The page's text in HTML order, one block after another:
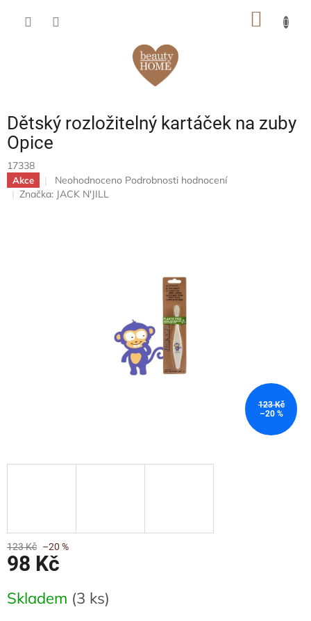
Dětský rozložitelný kartáček na zuby
Opice
17338
Akce
Průměrné
hodnocení
Neohodnoceno Podrobnosti hodnocení
Značka: JACK N'JILL
123 Kč
–20 %
123 Kč –20 %
98 Kč
cena:
Skladem (3 ks)